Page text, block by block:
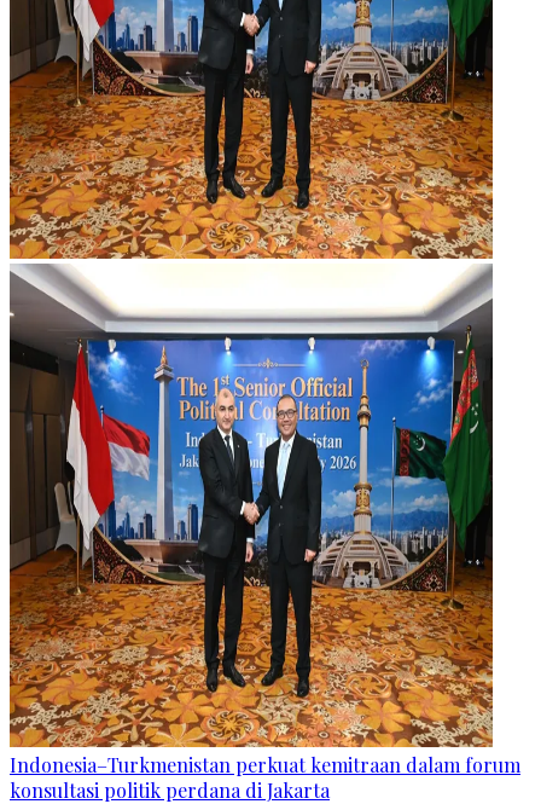
Indonesia–Turkmenistan perkuat kemitraan dalam forum
konsultasi politik perdana di Jakarta